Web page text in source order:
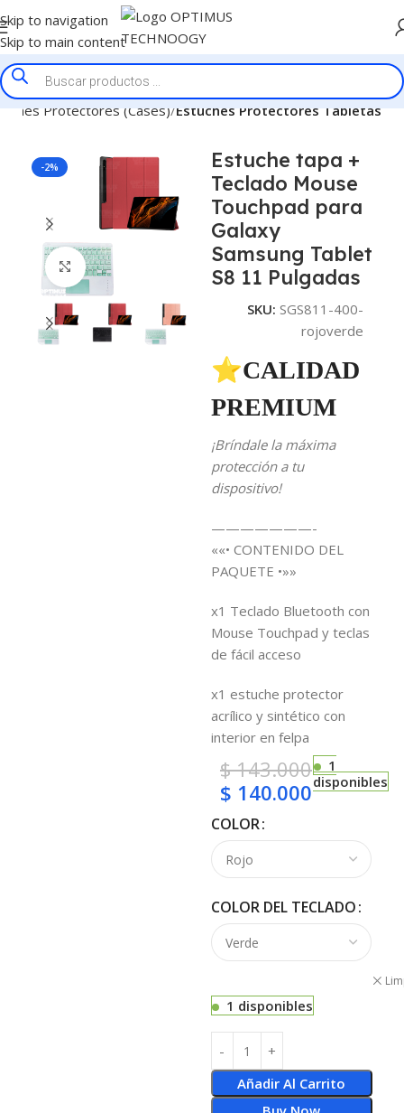
Skip to navigation
Skip to main content
Protectores (Cases) Estuches Protectores Tabletas
-2%
Click to enlarge
Estuche tapa +
Teclado Mouse
Touchpad para
Galaxy
Samsung Tablet
S8 11 Pulgadas
SKU: SGS811-400-
rojoverde
⭐CALIDAD
PREMIUM
¡Bríndale la máxima
protección a tu
dispositivo!
———————-
««• CONTENIDO DEL
PAQUETE •»»
x1 Teclado Bluetooth con
Mouse Touchpad y teclas
de fácil acceso
x1 estuche protector
acrílico y sintético con
interior en felpa
$143.000
$ 140.000
1
disponibles
COLOR
COLOR DEL TECLADO
1 disponibles
Añadir Al Carrito